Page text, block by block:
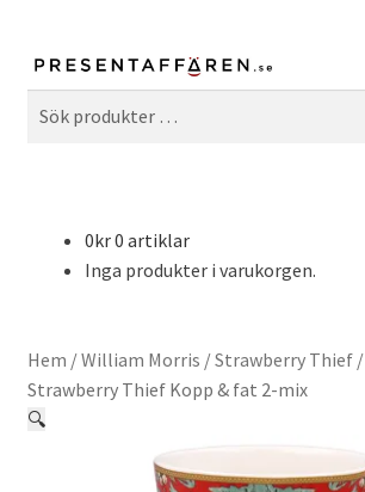
Kök & Matlagning
0kr0 artiklar
Inga produkter i varukorgen.
Hem /William Morris /Strawberry Thief/
Strawberry Thief Kopp & fat 2-mix
🔍